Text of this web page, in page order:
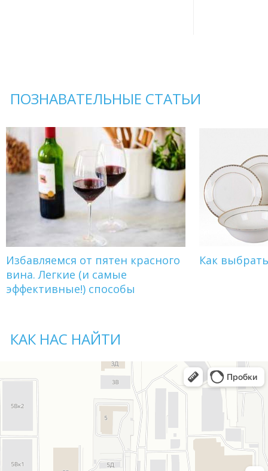
ПОЗНАВАТЕЛЬНЫЕ СТАТЬИ
Избавляемся от пятен красного
вина. Легкие (и самые
эффективные!) способы
Как
КАК НАС НАЙТИ